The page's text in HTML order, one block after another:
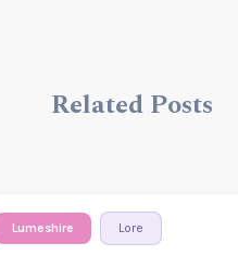
Related Posts
Lumeshire Lore